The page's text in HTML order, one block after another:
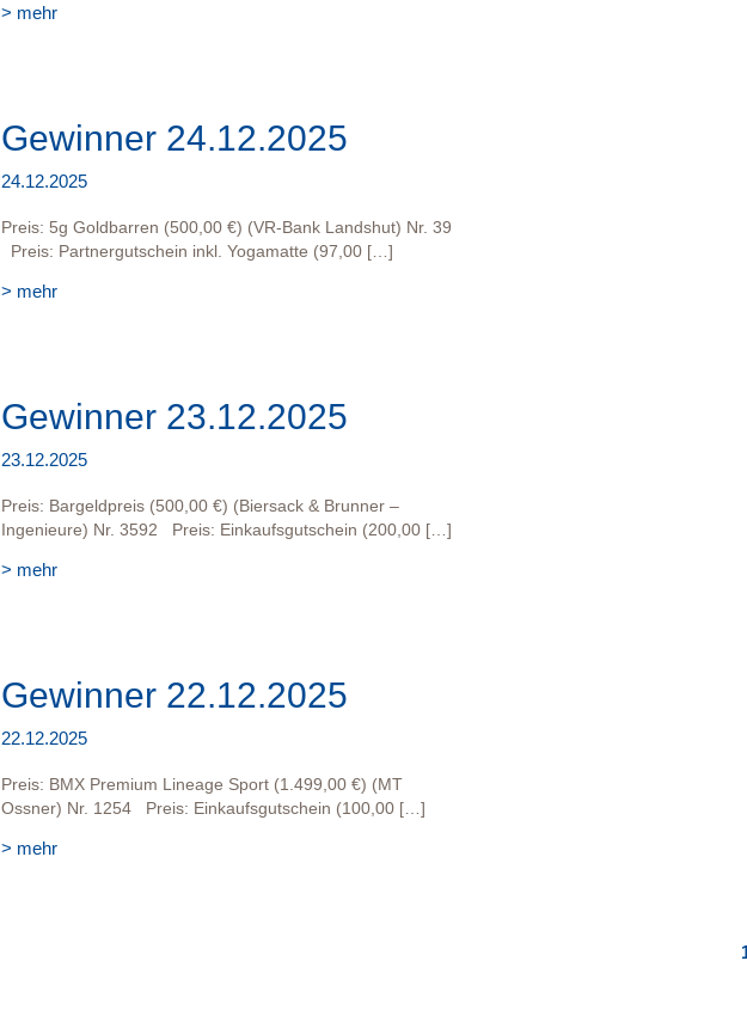
> mehr
Gewinner 24.12.2025
24.12.2025
Preis: 5g Goldbarren (500,00 €) (VR-Bank Landshut) Nr. 39
Preis: Partnergutschein inkl. Yogamatte (97,00 […]
> mehr
Gewinner 23.12.2025
23.12.2025
Preis: Bargeldpreis (500,00 €) (Biersack & Brunner –
Ingenieure) Nr. 3592 Preis: Einkaufsgutschein (200,00 […]
> mehr
Gewinner 22.12.2025
22.12.2025
Preis: BMX Premium Lineage Sport (1.499,00 €) (MT
Ossner) Nr. 1254 Preis: Einkaufsgutschein (100,00 […]
> mehr